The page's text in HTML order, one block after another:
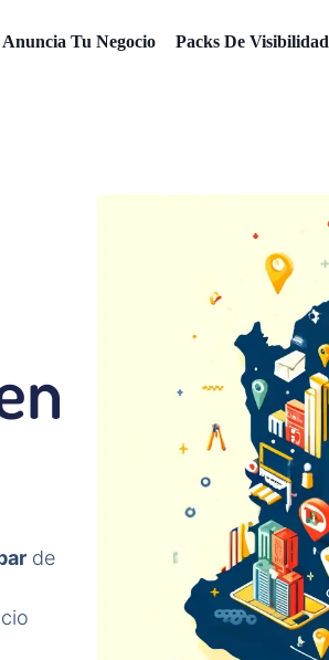
Anuncia Tu Negocio Packs De Visibilidad
de